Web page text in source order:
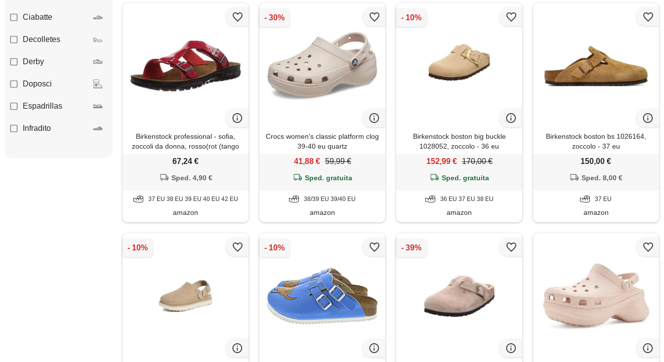
Ciabatte
Decolletes
Derby
Doposci
Espadrillas
Infradito
Birkenstock professional - sofia,
zoccoli da donna, rosso(rot (tango
red patent)), 40
67,24 €
Sped. 4,90 €
37 EU 38 EU 39 EU 40 EU 42 EU
amazon
Crocs women's classic platform clog
39-40 eu quartz
41,88 € 59,99 €
Sped. gratuita
38/39 EU 39/40 EU
amazon
Birkenstock boston big buckle
1028052, zoccolo - 36 eu
152,99 € 170,00 €
Sped. gratuita
36 EU 37 EU 38 EU
amazon
Birkenstock boston bs 1026164,
zoccolo - 37 eu
150,00 €
Sped. 8,00 €
37 EU
amazon